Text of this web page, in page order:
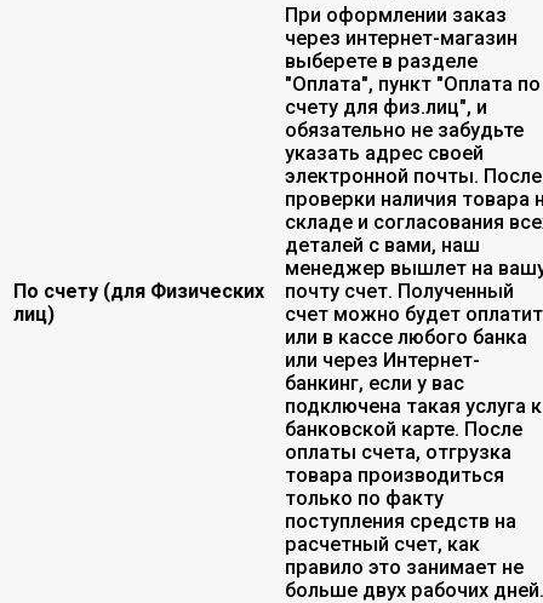
По счету (для Физических
лиц)
При оформлении заказ
через интернет-магазин
выберете в разделе
"Оплата", пункт "Оплата по
счету для физ.лиц", и
обязательно не забудьте
указать адрес своей
электронной почты. После
проверки наличия товара
складе и согласования
деталей с вами, наш
менеджер вышлет на
почту счет. Полученный
счет можно будет
или в кассе любого банка
или через Интернет-
банкинг, если у вас
подключена такая услуга к
банковской карте. После
оплаты счета, отгрузка
товара производиться
только по факту
поступления средств на
расчетный счет, как
правило это занимает не
больше двух рабочих дней.